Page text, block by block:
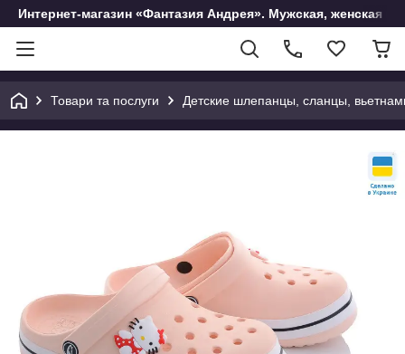
Интернет-магазин «Фантазия Андрея». Мужская, женская и
Товари та послуги Детские шлепанцы, сланцы,